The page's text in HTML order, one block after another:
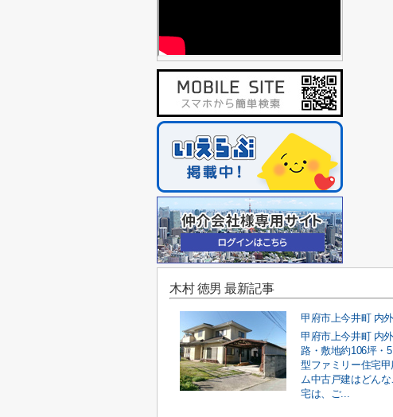
木村 徳男 最新記事
甲府市上今井町 内
路・敷地約106坪・
型ファミリー住宅
ム中古戸建はどん
宅は、ご...